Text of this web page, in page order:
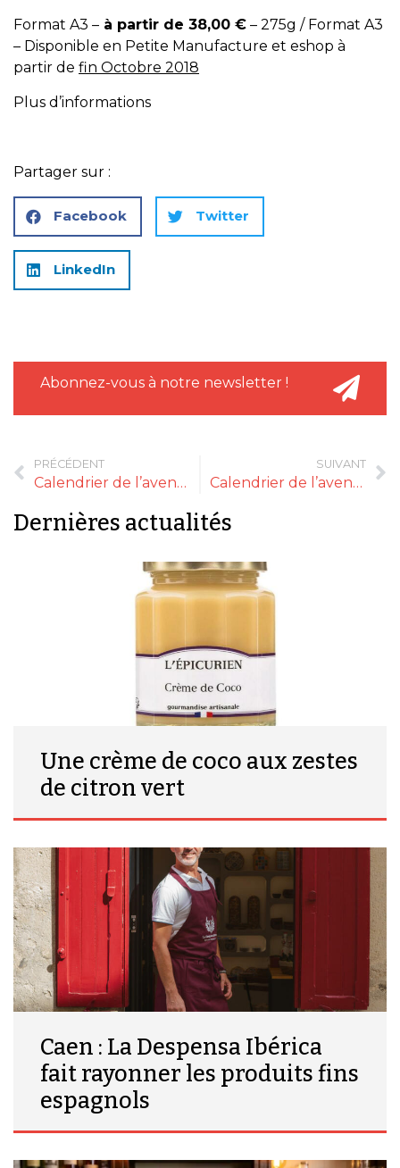
Format A3 – à partir de 38,00 € – 275g / Format A3
– Disponible en Petite Manufacture et eshop à
partir de fin Octobre 2018
Plus d’informations
Partager sur :
Facebook Twitter
LinkedIn
Abonnez-vous à notre newsletter !
PRÉCÉDENT
Calendrier de l’avent Maxim’s
SUIVANT
Calendrier de l’avent Comptoir de Mathilde
Dernières actualités
Une crème de coco aux zestes
de citron vert
Caen : La Despensa Ibérica
fait rayonner les produits fins
espagnols